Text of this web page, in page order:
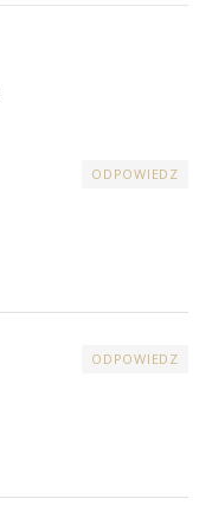
ODPOWIEDZ
ODPOWIEDZ